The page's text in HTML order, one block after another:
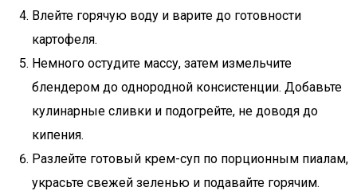
Влейте горячую воду и варите до готовности
картофеля.
Немного остудите массу, затем измельчите
блендером до однородной консистенции. Добавьте
кулинарные сливки и подогрейте, не доводя до
кипения.
Разлейте готовый крем-суп по порционным пиалам,
украсьте свежей зеленью и подавайте горячим.